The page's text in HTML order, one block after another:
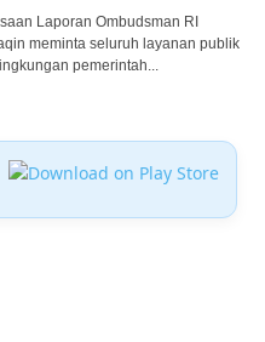
Laporan Ombudsman RI
meminta seluruh layanan publik
pemerintah...